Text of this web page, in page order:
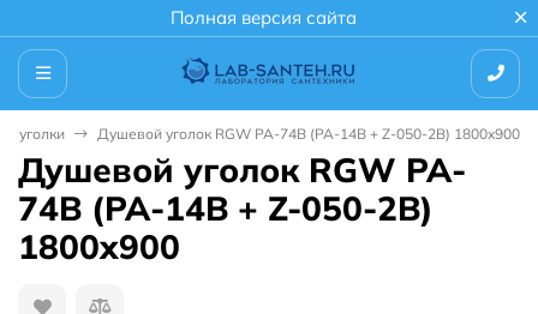
Полная версия сайта
уголки Душевой уголок RGW PA-74B (PA-14B + Z-050-2B) 1800x900
Душевой уголок RGW PA-
74B (PA-14B + Z-050-2B)
1800x900